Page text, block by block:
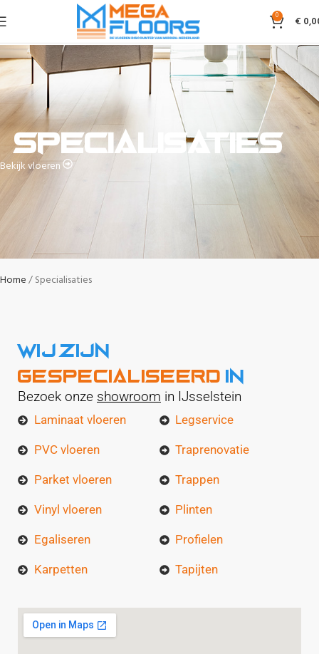
0 €
Specialisaties
Bekijk vloeren
Home Specialisaties
WIJ ZIJN
GESPECIALISEERD IN
Bezoek onze showroom in IJsselstein
Laminaat vloeren
PVC vloeren
Parket vloeren
Vinyl vloeren
Egaliseren
Karpetten
Legservice
Traprenovatie
Trappen
Plinten
Profielen
Tapijten